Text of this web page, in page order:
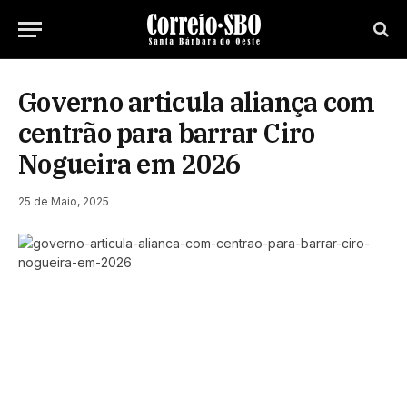
Governo articula aliança com
centrão para barrar Ciro
Nogueira em 2026
25 de Maio, 2025